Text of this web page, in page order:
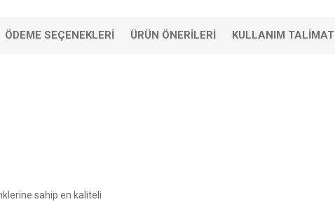
ÖDEME SEÇENEKLERI ÜRÜN ÖNERILERI KULLANIM TALIMATI
sahip en kaliteli